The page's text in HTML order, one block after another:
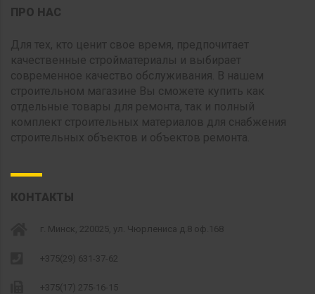
ПРО НАС
Для тех, кто ценит свое время, предпочитает
качественные стройматериалы и выбирает
современное качество обслуживания. В нашем
строительном магазине Вы сможете купить как
отдельные товары для ремонта, так и полный
комплект строительных материалов для снабжения
строительных объектов и объектов ремонта.
КОНТАКТЫ
г. Минск, 220025, ул. Чюрлениса д.8 оф.168
+375(29) 631-37-62
+375(17) 275-16-15